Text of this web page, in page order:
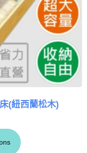
(紐西蘭松木)